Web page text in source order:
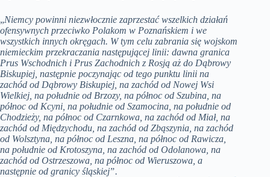
„Niemcy powinni niezwłocznie zaprzestać wszelkich działań
ofensywnych przeciwko Polakom w Poznańskiem i we
wszystkich innych okręgach. W tym celu zabrania się wojskom
niemieckim przekraczania następującej linii: dawna granica
Prus Wschodnich i Prus Zachodnich z Rosją aż do Dąbrowy
Biskupiej, następnie poczynając od tego punktu linii na
zachód od Dąbrowy Biskupiej, na zachód od Nowej Wsi
Wielkiej, na południe od Brzozy, na północ od Szubina, na
północ od Kcyni, na południe od Szamocina, na południe od
Chodzieży, na północ od Czarnkowa, na zachód od Miał, na
zachód od Międzychodu, na zachód od Zbąszynia, na zachód
od Wolsztyna, na północ od Leszna, na północ od Rawicza,
na południe od Krotoszyna, na zachód od Odolanowa, na
zachód od Ostrzeszowa, na północ od Wieruszowa, a
następnie od granicy śląskiejˮ.